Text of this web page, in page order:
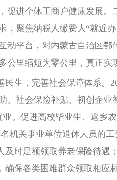
促进个体工商户健康发展
，聚焦纳税人缴费人“就近
动平台，对内蒙古自治区
公里缩短为零公里，真正
，完善社会保障体系。
、社会保险补贴、初创企
业。促进高校毕业生、返乡
机关事业单位退休人员的
及时足额领取养老保险待
确保各类困难群众领取相应